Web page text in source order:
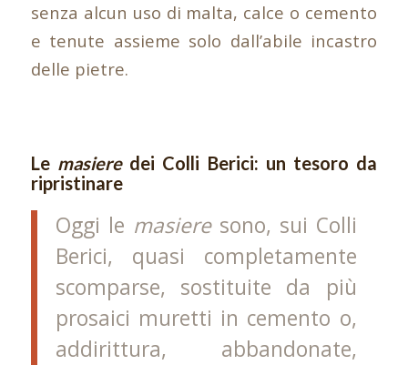
senza alcun uso di malta, calce o cemento
e tenute assieme solo dall’abile incastro
delle pietre.
Le masieredei Colli Berici: un tesoro da
ripristinare
Oggi le masieresono, sui Colli
Berici, quasi completamente
scomparse, sostituite da più
prosaici muretti in cemento o,
addirittura, abbandonate,